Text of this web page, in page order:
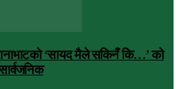
‘सायद मैले सकिनँ कि…’ को